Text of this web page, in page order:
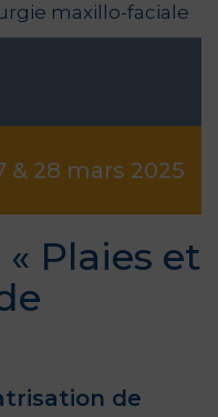
maxillo-faciale
& 28 mars 2025
Plaies et
de